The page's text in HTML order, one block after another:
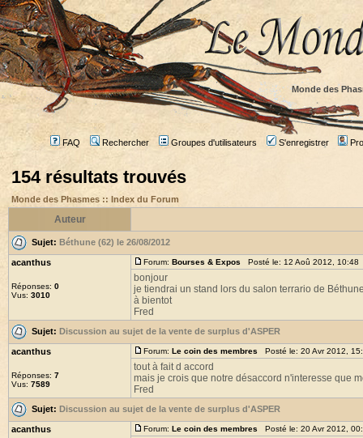
Monde des
FAQ Rechercher Groupes d'utilisateurs S'enregistrer
154 résultats trouvés
Monde des Phasmes :: Index du Forum
Auteur
Sujet: Béthune (62) le 26/08/2012
acanthus
Réponses: 0
Vus: 3010
Forum: Bourses & Expos Posté le: 12 Aoû 2012,
bonjour
je tiendrai un stand lors du salon terrario de
à bientot
Fred
Sujet: Discussion au sujet de la vente de surplus d'ASPER
acanthus
Réponses: 7
Vus: 7589
Forum: Le coin des membres Posté le: 20 Avr 2012,
tout à fait d accord
mais je crois que notre désaccord n'interesse que
Fred
Sujet: Discussion au sujet de la vente de surplus d'ASPER
acanthus Forum: Le coin des membres Posté le: 20 Avr 2012,